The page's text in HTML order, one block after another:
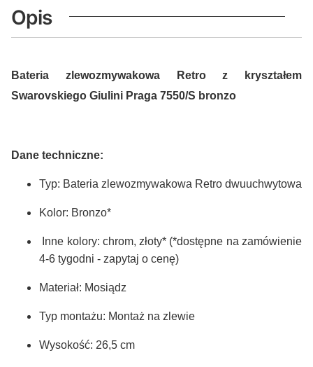
Opis
Bateria zlewozmywakowa Retro z kryształem
Swarovskiego Giulini Praga 7550/S bronzo
Dane techniczne:
Typ: Bateria zlewozmywakowa Retro dwuuchwytowa
Kolor: Bronzo*
Inne kolory: chrom, złoty* (*dostępne na zamówienie
4-6 tygodni - zapytaj o cenę)
Materiał: Mosiądz
Typ montażu: Montaż na zlewie
Wysokość: 26,5 cm